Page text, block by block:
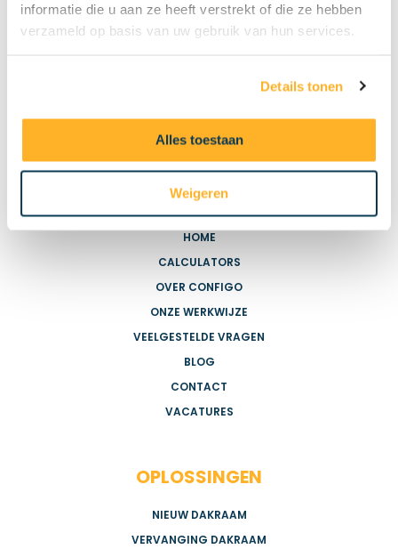
informatie die u aan ze heeft verstrekt of die ze hebben
verzameld op basis van uw gebruik van hun services.
Details tonen
Alles toestaan
Weigeren
HANDIGE LINKS
HOME
CALCULATORS
OVER CONFIGO
ONZE WERKWIJZE
VEELGESTELDE VRAGEN
BLOG
CONTACT
VACATURES
OPLOSSINGEN
NIEUW DAKRAAM
VERVANGING DAKRAAM